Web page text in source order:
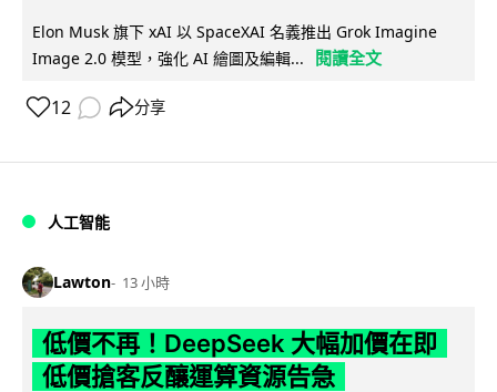
Elon Musk 旗下 xAI 以 SpaceXAI 名義推出 Grok Imagine
Image 2.0 模型，強化 AI 繪圖及編輯...
閱讀全文
12 分享
人工智能
Lawton 13 小時
低價不再！DeepSeek 大幅加價在即
低價搶客反釀運算資源告急